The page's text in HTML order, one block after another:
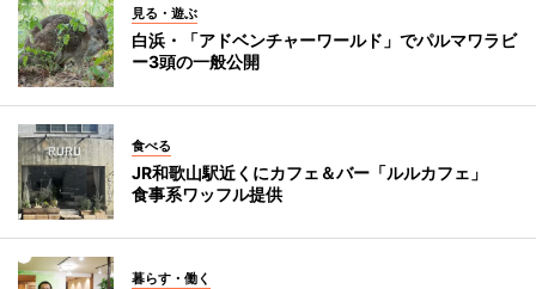
見る・遊ぶ
白浜・「アドベンチャーワールド」でパルマワラビ
ー3頭の一般公開
食べる
JR和歌山駅近くにカフェ＆バー「ルルカフェ」
食事系ワッフル提供
暮らす・働く